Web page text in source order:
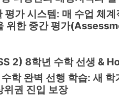
평가 시스템: 매 수업 체
위한 중간 평가
2) 8학년 수학 선생 &
학 완벽 선행 학습: 새
위권 진입 보장